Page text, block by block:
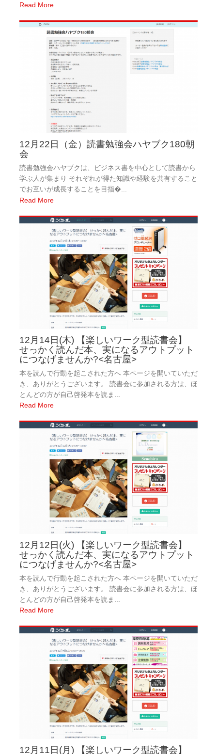
Read More
12月22日（金）読書勉強会ハヤブク180朝
会
読書勉強会ハヤブクは、ビジネス書を中心として読書から
学ぶ人が集まり それぞれが得た知識や経験を共有すること
でお互いが成長することを目指�...
Read More
12月14日(木) 【楽しいワーク型読書会】
せっかく読んだ本、実になるアウトプット
につなげませんか?<名古屋>
本を読んで行動を起こされた方へ 本ページを開いていただ
き、ありがとうございます。 読書会に参加される方は、ほ
とんどの方が自己啓発本を読ま...
Read More
12月12日(火) 【楽しいワーク型読書会】
せっかく読んだ本、実になるアウトプット
につなげませんか?<名古屋>
本を読んで行動を起こされた方へ 本ページを開いていただ
き、ありがとうございます。 読書会に参加される方は、ほ
とんどの方が自己啓発本を読ま...
Read More
12月11日(月) 【楽しいワーク型読書会】